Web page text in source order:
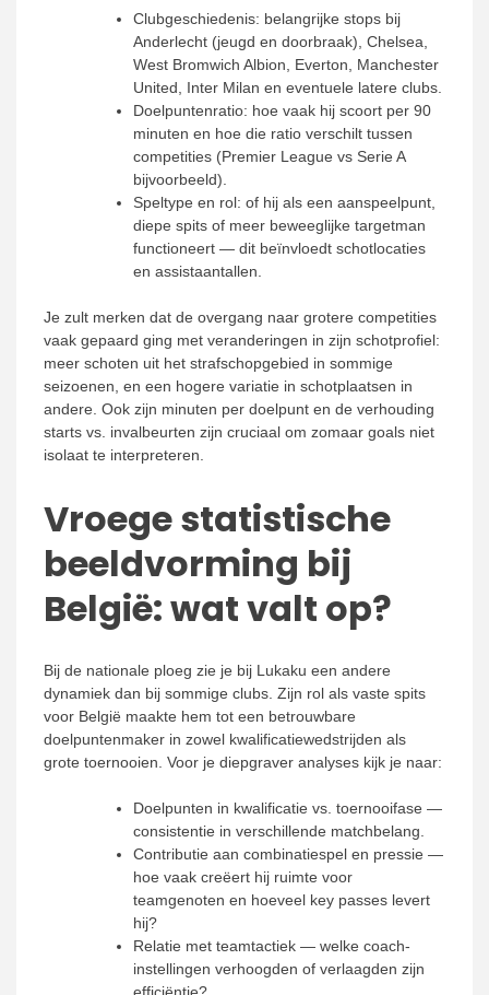
Clubgeschiedenis: belangrijke stops bij
Anderlecht (jeugd en doorbraak), Chelsea,
West Bromwich Albion, Everton, Manchester
United, Inter Milan en eventuele latere clubs.
Doelpuntenratio: hoe vaak hij scoort per 90
minuten en hoe die ratio verschilt tussen
competities (Premier League vs Serie A
bijvoorbeeld).
Speltype en rol: of hij als een aanspeelpunt,
diepe spits of meer beweeglijke targetman
functioneert — dit beïnvloedt schotlocaties
en assistaantallen.
Je zult merken dat de overgang naar grotere competities
vaak gepaard ging met veranderingen in zijn schotprofiel:
meer schoten uit het strafschopgebied in sommige
seizoenen, en een hogere variatie in schotplaatsen in
andere. Ook zijn minuten per doelpunt en de verhouding
starts vs. invalbeurten zijn cruciaal om zomaar goals niet
isolaat te interpreteren.
Vroege statistische
beeldvorming bij
België: wat valt op?
Bij de nationale ploeg zie je bij Lukaku een andere
dynamiek dan bij sommige clubs. Zijn rol als vaste spits
voor België maakte hem tot een betrouwbare
doelpuntenmaker in zowel kwalificatiewedstrijden als
grote toernooien. Voor je diepgraver analyses kijk je naar:
Doelpunten in kwalificatie vs. toernooifase —
consistentie in verschillende matchbelang.
Contributie aan combinatiespel en pressie —
hoe vaak creëert hij ruimte voor
teamgenoten en hoeveel key passes levert
hij?
Relatie met teamtactiek — welke coach-
instellingen verhoogden of verlaagden zijn